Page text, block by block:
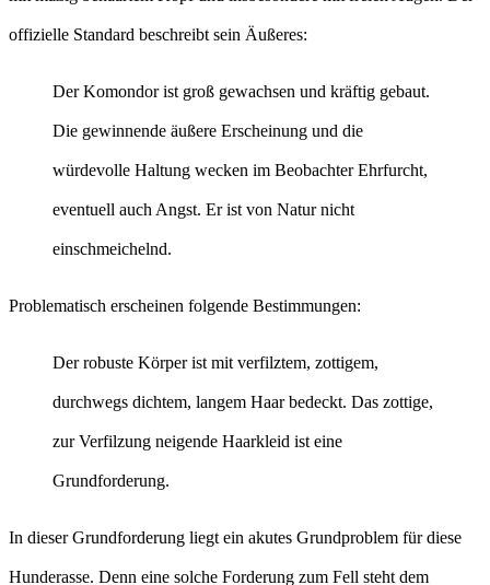
offizielle Standard beschreibt sein Äußeres:
Der Komondor ist groß gewachsen und kräftig gebaut.
Die gewinnende äußere Erscheinung und die
würdevolle Haltung wecken im Beobachter Ehrfurcht,
eventuell auch Angst. Er ist von Natur nicht
einschmeichelnd.
Problematisch erscheinen folgende Bestimmungen:
Der robuste Körper ist mit verfilztem, zottigem,
durchwegs dichtem, langem Haar bedeckt. Das zottige,
zur Verfilzung neigende Haarkleid ist eine
Grundforderung.
In dieser Grundforderung liegt ein akutes Grundproblem für diese
Hunderasse. Denn eine solche Forderung zum Fell steht dem